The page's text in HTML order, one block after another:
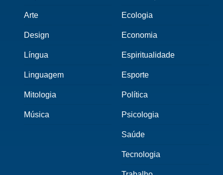
Arte
Design
Língua
Linguagem
Mitologia
Música
Ecologia
Economia
Espiritualidade
Esporte
Política
Psicologia
Saúde
Tecnologia